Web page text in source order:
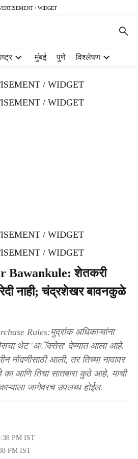
/ WIDGET
मुंबई पुणे विश्लेषण
/ WIDGET
/ WIDGET
/ WIDGET
/ WIDGET
Bawankule: शेतकरी
नाही; चंद्रशेखर बावनकुळे
Rules:मुद्रांक अधिकाऱ्यांना
थेट 'अॅक्सेस' देण्यात आला आहे.
नोंदणीसाठी आली, तर तिच्या नावावर
का आणि तिचा सातबारा कुठे आहे, याची
जागेवरच उपलब्ध होईल.
PM IST
PM IST